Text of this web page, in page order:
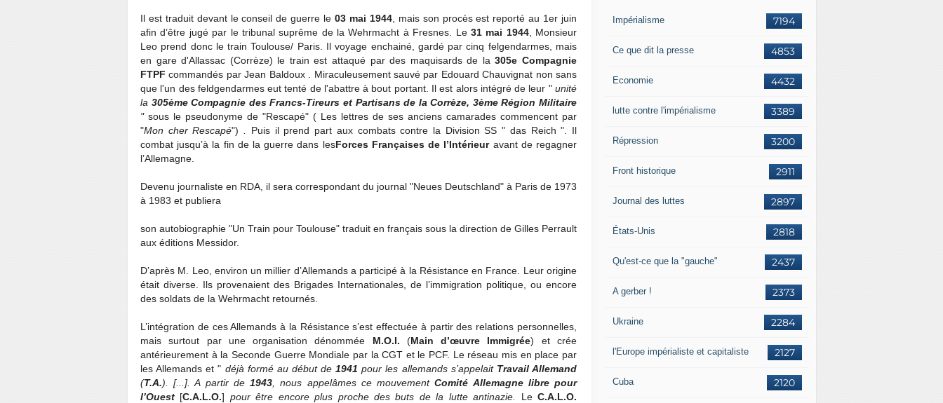
Il est traduit devant le conseil de guerre le03 mai 1944, mais son procès est reporté au 1er juin
afin d’être jugé par le tribunal suprême de la Wehrmacht à Fresnes. Le 31 mai 1944, Monsieur
Leo prend donc le train Toulouse/ Paris. Il voyage enchainé, gardé par cinq felgendarmes, mais
en gare d'Allassac (Corrèze) le train est attaqué par des maquisards de la305e Compagnie
FTPF commandés par Jean Baldoux . Miraculeusement sauvé par Edouard Chauvignat non sans
que l'un des feldgendarmes eut tenté de l'abattre à bout portant. Il est alors intégré de leur " unité
la 305ème Compagnie des Francs-Tireurs et Partisans de la Corrèze, 3ème Région Militaire
"sous le pseudonyme de "Rescapé" ( Les lettres de ses anciens camarades commencent par
"Mon cher Rescapé")
Puis il prend part aux combats contre la Division SS " das Reich ". Il
combat jusqu’à la fin de la guerre dans lesForces Françaises de l’Intérieuravant de regagner
l’Allemagne.
Devenu journaliste en RDA, il sera correspondant du journal "Neues Deutschland" à Paris de 1973
à 1983 et publiera
son autobiographie "Un Train pour Toulouse" traduit en français sous la direction de Gilles Perrault
aux éditions Messidor.
D’après M. Leo, environ un millier d’Allemands a participé à la Résistance en France. Leur origine
était diverse. Ils provenaient des Brigades Internationales, de l’immigration politique, ou encore
des soldats de la Wehrmacht retournés.
L’intégration de ces Allemands à la Résistance s’est effectuée à partir des relations personnelles,
mais surtout par une organisation dénommée M.O.I. (Main d’œuvre Immigrée) et crée
antérieurement à la Seconde Guerre Mondiale par la CGT et le PCF. Le réseau mis en place par
les Allemands et " déjà formé au début de1941 pour les allemands s’appelait Travail Allemand
(T.A.). [...]. A partir de1943 , nous appelâmes ce mouvementComité Allemagne libre pour
l’Ouest [C.A.L.O.] pour être encore plus proche des buts de la lutte antinazie. LeC.A.L.O.
7194
Impérialisme
4853
Ce que dit la presse
4432
Economie
3389
lutte contre l'impérialisme
3200
Répression
2911
Front historique
2897
Journal des luttes
2818
États-Unis
2437
Qu'est-ce que la "gauche"
2373
A gerber !
2284
Ukraine
2127
l'Europe impérialiste et capitaliste
2120
Cuba